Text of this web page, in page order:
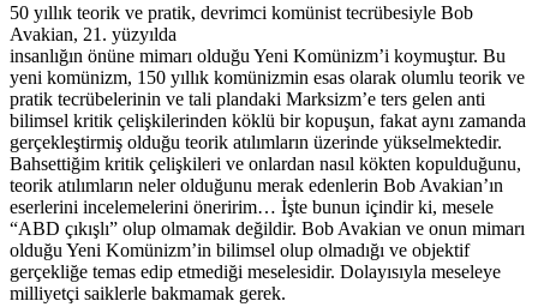
50 yıllık teorik ve pratik, devrimci komünist tecrübesiyle Bob
Avakian, 21. yüzyılda
insanlığın önüne mimarı olduğu Yeni Komünizm’i koymuştur. Bu
yeni komünizm, 150 yıllık komünizmin esas olarak olumlu teorik ve
pratik tecrübelerinin ve tali plandaki Marksizm’e ters gelen anti
bilimsel kritik çelişkilerinden köklü bir kopuşun, fakat aynı zamanda
gerçekleştirmiş olduğu teorik atılımların üzerinde yükselmektedir.
Bahsettiğim kritik çelişkileri ve onlardan nasıl kökten kopulduğunu,
teorik atılımların neler olduğunu merak edenlerin Bob Avakian’ın
eserlerini incelemelerini öneririm… İşte bunun içindir ki, mesele
“ABD çıkışlı” olup olmamak değildir. Bob Avakian ve onun mimarı
olduğu Yeni Komünizm’in bilimsel olup olmadığı ve objektif
gerçekliğe temas edip etmediği meselesidir. Dolayısıyla meseleye
milliyetçi saiklerle bakmamak gerek.